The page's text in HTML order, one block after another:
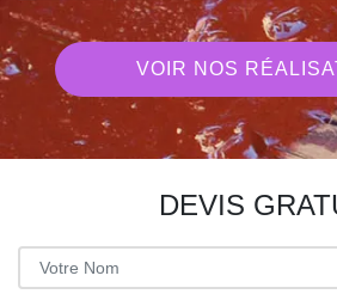
VOIR NOS
DEVIS